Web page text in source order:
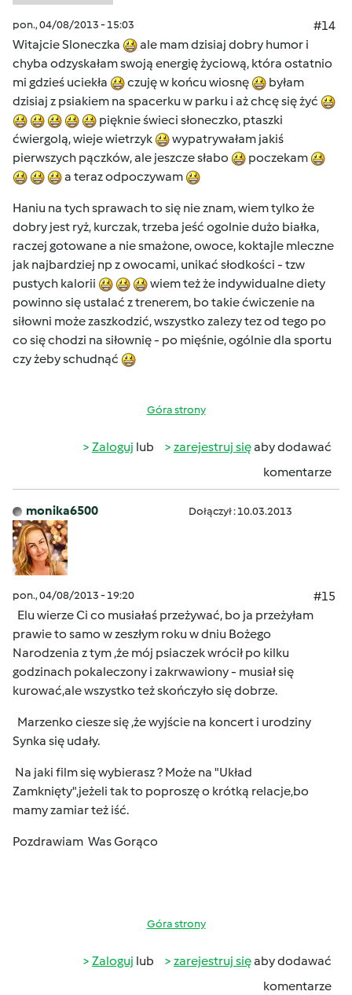
pon., 04/08/2013 - 15:03
#14
Witajcie Sloneczka
ale mam dzisiaj dobry humor i
chyba odzyskałam swoją energię życiową, która ostatnio
mi gdzieś uciekła
czuję w końcu wiosnę
byłam
dzisiaj z psiakiem na spacerku w parku i aż chcę się żyć
pięknie świeci słoneczko, ptaszki
ćwiergolą, wieje wietrzyk
wypatrywałam jakiś
pierwszych pączków, ale jeszcze słabo
poczekam
a teraz odpoczywam
Haniu na tych sprawach to się nie znam, wiem tylko że
dobry jest ryż, kurczak, trzeba jeść ogolnie dużo białka,
raczej gotowane a nie smażone, owoce, koktajle mleczne
jak najbardziej np z owocami, unikać słodkości - tzw
pustych kalorii
wiem też że indywidualne diety
powinno się ustalać z trenerem, bo takie ćwiczenie na
siłowni może zaszkodzić, wszystko zalezy tez od tego po
co się chodzi na siłownię - po mięśnie, ogólnie dla sportu
czy żeby schudnąć
Góra strony
Zaloguj lub zarejestruj sięaby dodawać
komentarze
monika6500 Dołączył : 10.03.2013
pon., 04/08/2013 - 19:20
#15
Elu wierze Ci co musiałaś przeżywać, bo ja przeżyłam
prawie to samo w zeszłym roku w dniu Bożego
Narodzenia z tym ,że mój psiaczek wrócił po kilku
godzinach pokaleczony i zakrwawiony - musiał się
kurować,ale wszystko też skończyło się dobrze.
Marzenko ciesze się ,że wyjście na koncert i urodziny
Synka się udały.
Na jaki film się wybierasz ? Może na "Układ
Zamknięty",jeżeli tak to poproszę o krótką relacje,bo
mamy zamiar też iść.
Pozdrawiam Was Gorąco
Góra strony
Zaloguj lub zarejestruj sięaby dodawać
komentarze